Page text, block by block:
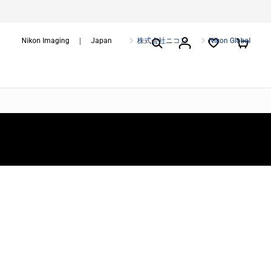
Nikon Imaging ｜ Japan 株式会社ニコン Nikon Global